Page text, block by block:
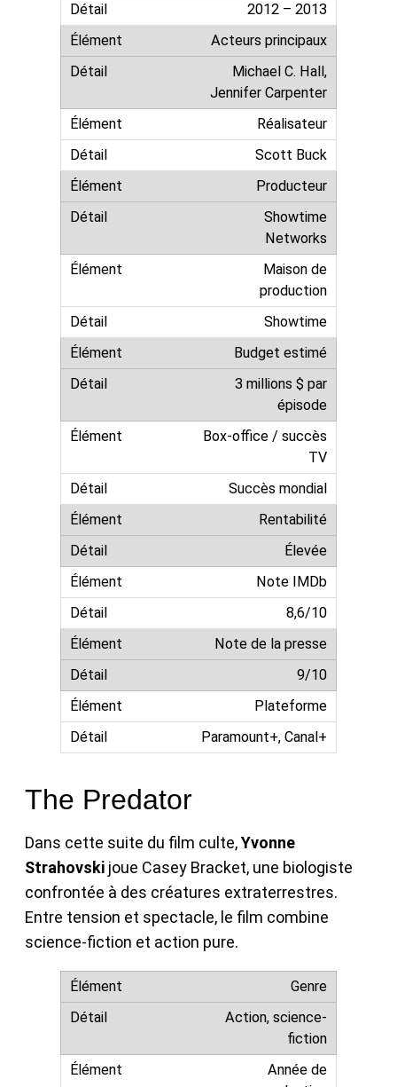
2012 – 2013
Acteurs principaux
Michael C. Hall,
Jennifer Carpenter
Réalisateur
Scott Buck
Producteur
Showtime
Networks
Maison de
production
Showtime
Budget estimé
3 millions $ par
épisode
Box-office / succès
TV
Succès mondial
Rentabilité
Élevée
Note IMDb
8,6/10
Note de la presse
9/10
Plateforme
Paramount+, Canal+
The Predator
Dans cette suite du film culte,Yvonne
Strahovski joue Casey Bracket, une biologiste
confrontée à des créatures extraterrestres.
Entre tension et spectacle, le film combine
science-fiction et action pure.
Genre
Action, science-
fiction
Année de